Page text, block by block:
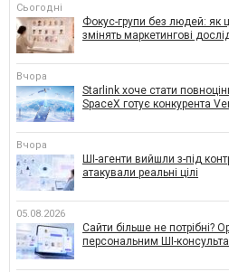
Сьогодні
Фокус-групи без людей: як
змінять маркетингові
Вчора
Starlink хоче стати
SpaceX готує конкурента
Вчора
ШІ-агенти вийшли з-під
атакували реальні цілі
05.08.2026
Сайти більше не потрібні?
персональним ШІ-